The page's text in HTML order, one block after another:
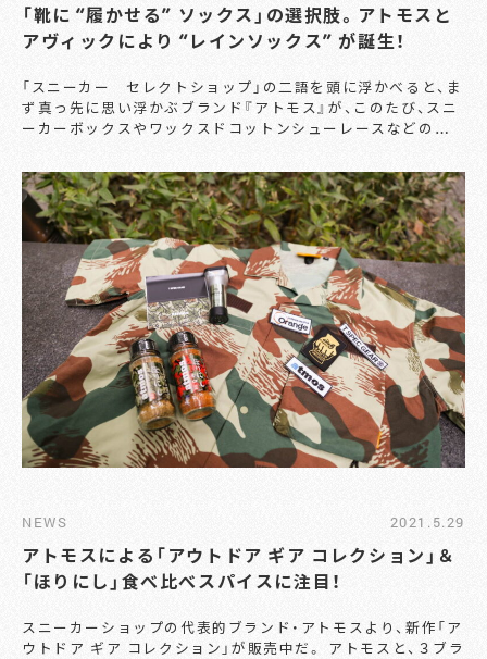
マー TEL：03-6629-5075 http://www.atmos-tokyo.com
「靴に “履かせる” ソックス」の選択肢。アトモスと
アヴィックにより “レインソックス” が誕生！
「スニーカー セレクトショップ」の二語を頭に浮かべると、ま
ず真っ先に思い浮かぶブランド『アトモス』が、このたび、スニ
ーカーボックスやワックスドコットンシューレースなどのス
ーションアイテム「RAINSOCKS」をリリースした。 『アヴィ
ック（AVIC）』とは、「スニーカーを"買った後"の満足を提供す
ること」を目指し2020年10月にスタートしたブランド。ブラ
ンドネームが意味するのは、ラテン語の「AMAT VICTORIA
CURAM（入念な準備が勝利を導く）」だという。 今回リリース
された「RAINSOCKS」は、そんなブランド名にふさわしい
“入念な準備” のためのアイテムと言えそうだ。急な雨から大
切なスニーカーを守る、ラバー素材のレインソックスである。
摩擦による破れを防止するため、つま先からカカトにかけての
生地は厚めに設定。底（ソール部分）には大きな溝を取り付け、
濡れた地面でもしっかりとグリップしてくれる仕様に。サイズ
は24.5〜26cmのMサイズと、26.5〜29cmのLサイズが用意
されているとのこと。 「春に三日の晴れなし」とはよく言った
もので、天気がコロコロ変わりやすい今の季節。きっと重宝す
るに違いないだろう。大切なスニーカーを守るための “入念な
う。 【お問い合わせ】 アトモス カスタマー TEL：03-6629-
NEWS 2021.5.29
アトモスによる「アウトドア ギア コレクション」＆
「ほりにし」食べ比べスパイスに注目！
スニーカーショップの代表的ブランド・アトモスより、新作「ア
ウトドア ギア コレクション」が販売中だ。 アトモスと、３ブラ